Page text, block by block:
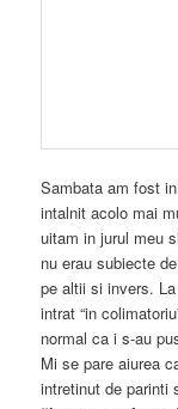
Sambata am fost
intalnit acolo mai
uitam in jurul meu
nu erau subiecte
pe altii si invers.
intrat “in
normal ca i s-au
Mi se pare aiurea
intretinut de parinti